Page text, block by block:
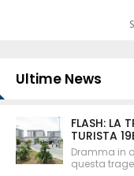
Ultime News
FLASH: LA
TURISTA
Dramma in
questa